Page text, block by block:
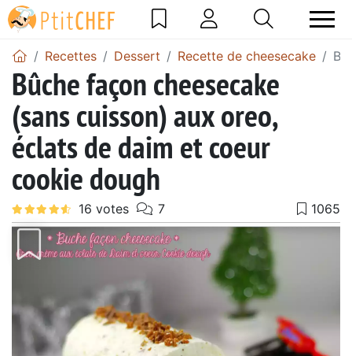
Recettes Dessert Recette de cheesecake
Bûche façon cheesecake
(sans cuisson) aux oreo,
éclats de daim et coeur
cookie dough